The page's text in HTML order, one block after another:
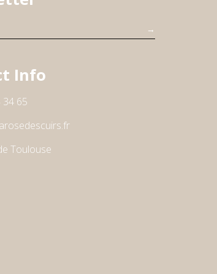
→
Info
34 65
Toulouse